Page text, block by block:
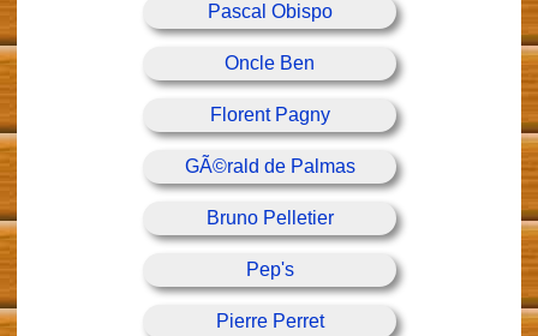
Pascal Obispo
Oncle Ben
Florent Pagny
GÃ©rald de Palmas
Bruno Pelletier
Pep's
Pierre Perret